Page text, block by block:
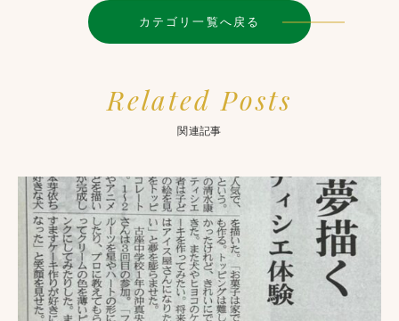
カテゴリ一覧へ戻る
Related Posts
関連記事